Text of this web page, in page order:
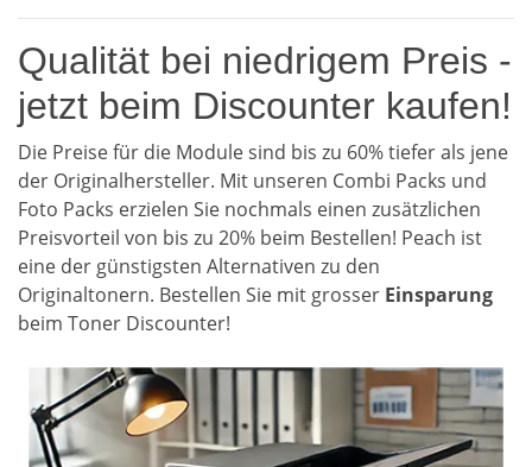
Qualität bei niedrigem Preis -
jetzt beim Discounter kaufen!
Die Preise für die Module sind bis zu 60% tiefer als jene
der Originalhersteller. Mit unseren Combi Packs und
Foto Packs erzielen Sie nochmals einen zusätzlichen
Preisvorteil von bis zu 20% beim Bestellen! Peach ist
eine der günstigsten Alternativen zu den
Originaltonern. Bestellen Sie mit grosser Einsparung
beim Toner Discounter!